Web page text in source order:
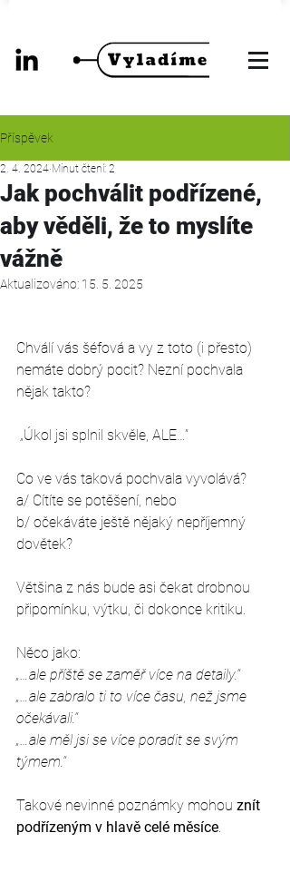
Příspěvek
Jak pochválit podřízené,
aby věděli, že to myslíte
vážně
2. 4. 2024 Minut čtení: 2
Aktualizováno: 15. 5. 2025
Chválí vás šéfová a vy z toto (i přesto)
nemáte dobrý pocit? Nezní pochvala
nějak takto?
„Úkol jsi splnil skvěle, ALE…”
Co ve vás taková pochvala vyvolává?
a/ Cítíte se potěšení, nebo
b/ očekáváte ještě nějaký nepříjemný
dovětek?
Většina z nás bude asi čekat drobnou
připomínku, výtku, či dokonce kritiku.
Něco jako:
„…ale příště se zaměř více na detaily.“
„…ale zabralo ti to více času, než jsme
očekávali.“
„…ale měl jsi se více poradit se svým
týmem.“
Takové nevinné poznámky mohou znít
podřízeným v hlavě celé měsíce.